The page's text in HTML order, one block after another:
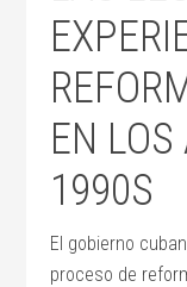
EN
1990S
El gobierno
proceso de